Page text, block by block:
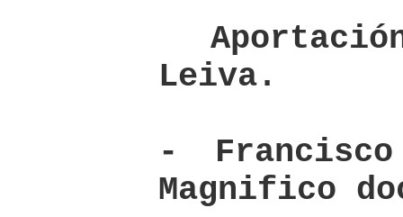
Leiva.
-
Magnifico